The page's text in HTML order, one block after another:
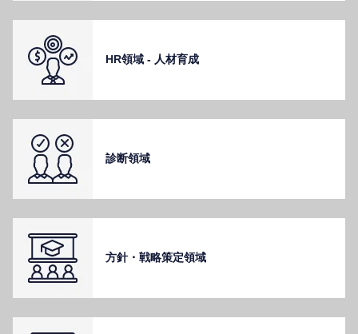
HR領域 - ⼈材育成
診断領域
⽅針・戦略策定領域